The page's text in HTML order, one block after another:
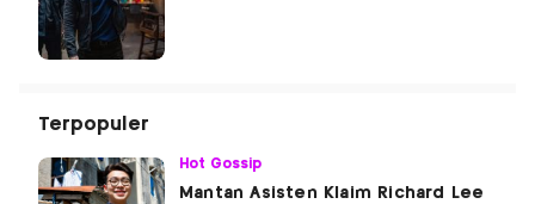
Terpopuler
Hot Gossip
Mantan Asisten Klaim Richard Lee